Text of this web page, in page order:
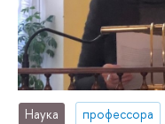
Наука
профессора